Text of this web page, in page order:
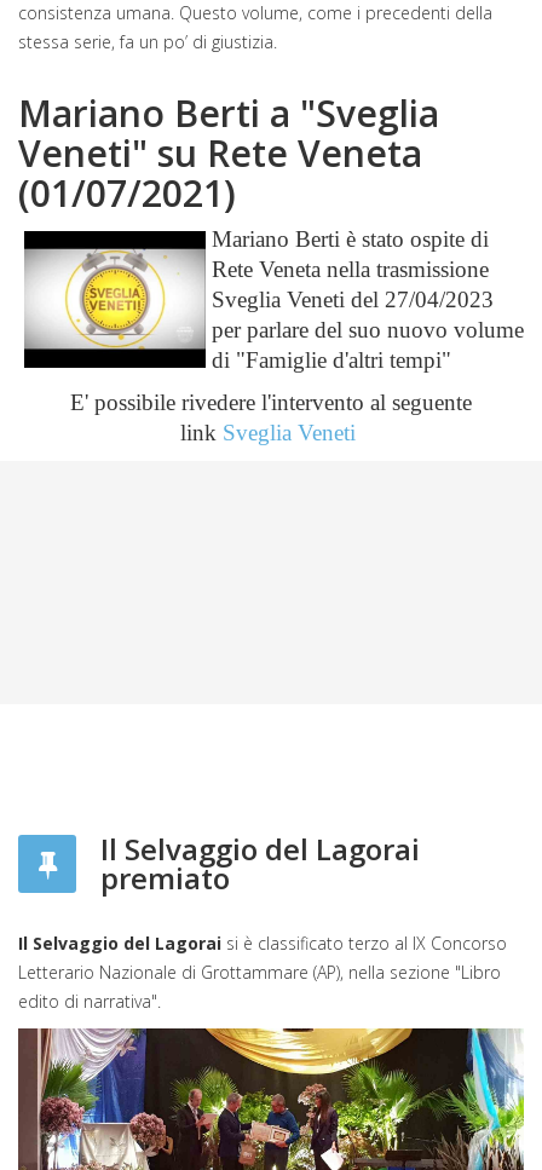
consistenza umana. Questo volume, come i precedenti della
stessa serie, fa un po’ di giustizia.
Mariano Berti a "Sveglia
Veneti" su Rete Veneta
(01/07/2021)
Mariano Berti è stato ospite di
Rete Veneta nella trasmissione
Sveglia Veneti del 27/04/2023
per parlare del suo nuovo volume
di "Famiglie d'altri tempi"
E' possibile rivedere l'intervento al seguente
link Sveglia Veneti
Il Selvaggio del Lagorai
premiato
Il Selvaggio del Lagorai si è classificato terzo al IX Concorso
Letterario Nazionale di Grottammare (AP), nella sezione "Libro
edito di narrativa".